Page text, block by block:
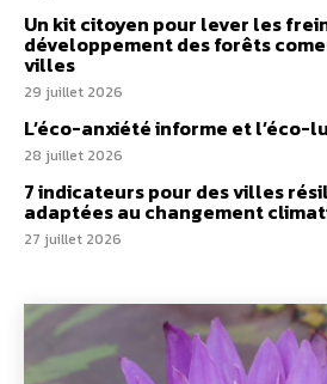
Un kit citoyen pour lever les
développement des forêts
villes
29 juillet 2026
L’éco-anxiété informe et
28 juillet 2026
7 indicateurs pour des villes
adaptées au changement
27 juillet 2026